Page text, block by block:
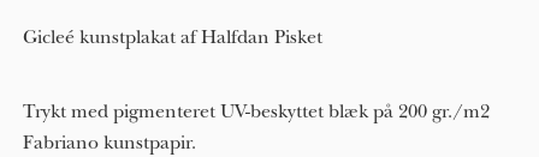
Gicleé kunstplakat af Halfdan Pisket
Trykt med pigmenteret UV-beskyttet blæk på 200 gr./m2
Fabriano kunstpapir.